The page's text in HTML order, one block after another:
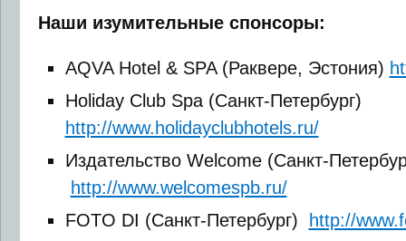
Наши изумительные спонсоры:
AQVA Hotel & SPA (Раквере, Эстония)
Holiday Club Spa (Санкт-Петербург)
http://www.holidayclubhotels.ru/
Издательство Welcome (Санкт-
http://www.welcomespb.ru/
FOTO DI (Санкт-Петербург)
http://